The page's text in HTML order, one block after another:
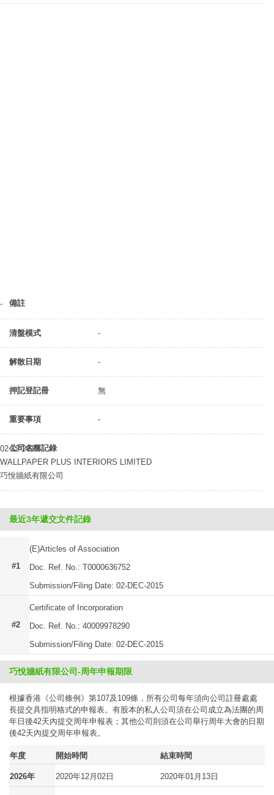
備註
-
清盤模式 -
解散日期 -
押記登記冊 無
重要事項 -
公司名稱記錄
02-12-2015
WALLPAPER PLUS INTERIORS LIMITED
巧悅牆紙有限公司
最近3年遞交文件記錄
#1
(E)Articles of Association
Doc. Ref. No.: T0000636752
Submission/Filing Date: 02-DEC-2015
#2
Certificate of Incorporation
Doc. Ref. No.: 40009978290
Submission/Filing Date: 02-DEC-2015
巧悅牆紙有限公司-周年申報期限
根據香港《公司條例》第107及109條，所有公司每年須向公司註冊處處
長提交具指明格式的申報表。有股本的私人公司須在公司成立為法團的周
年日後42天內提交周年申報表；其他公司則須在公司舉行周年大會的日期
後42天內提交周年申報表。
年度 開始時間 結束時間
2026年 2020年12月02日 2020年01月13日